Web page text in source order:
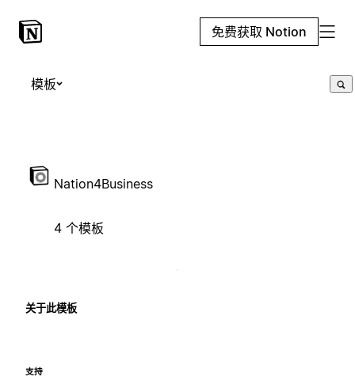
免费获取 Notion
模板
Nation4Business
4 个模板
关于此模板
支持